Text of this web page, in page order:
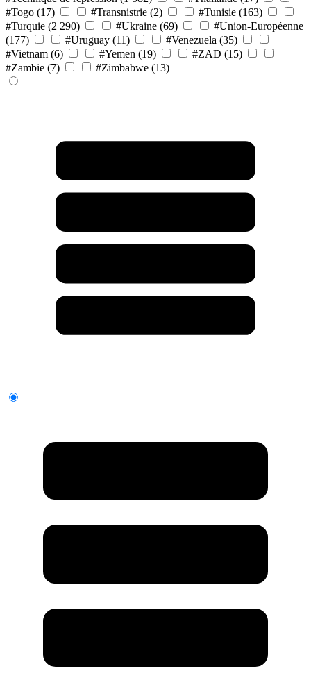
#Togo (17) #Transnistrie (2) #Tunisie (163)
#Turquie (2 290) #Ukraine (69)
#Union-Européenne
(177)
#Uruguay (11) #Venezuela (35)
#Vietnam (6) #Yemen (19) #ZAD (15)
#Zambie (7) #Zimbabwe (13)